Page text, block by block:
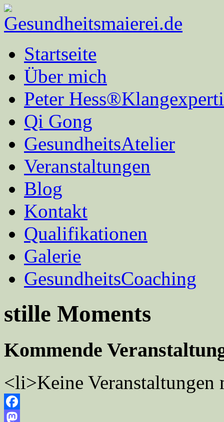
Startseite
Über mich
Peter
Qi Gong
GesundheitsAtelier
Veranstaltungen
Blog
Kontakt
Qualifikationen
Galerie
GesundheitsCoaching
stille Moments
Kommende
<li>Keine
Facebook